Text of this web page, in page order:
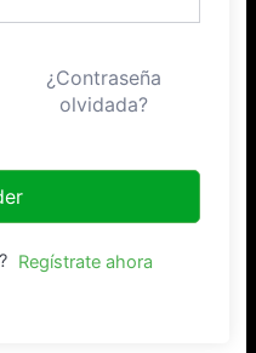
¿Contraseña
olvidada?
Regístrate ahora